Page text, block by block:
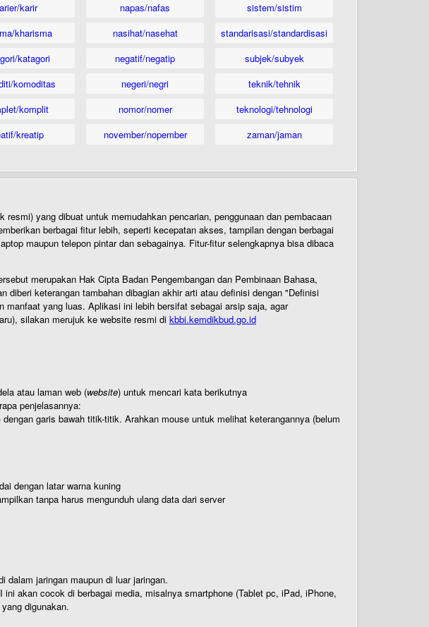
karir
kharisma
katagori
komoditas
komplit
kreatip
napas/nafas
nasihat/nasehat
negatif/negatip
negeri/negri
nomor/nomer
november/nopember
sistem/sistim
standarisasi/standardisasi
subjek/subyek
teknik/tehnik
teknologi/tehnologi
zaman/jaman
resmi) yang dibuat untuk memudahkan pencarian, penggunaan dan pembacaan
berbagai fitur lebih, seperti kecepatan akses, tampilan dengan berbagai
maupun telepon pintar dan sebagainya. Fitur-fitur selengkapnya bisa dibaca
merupakan Hak Cipta Badan Pengembangan dan Pembinaan Bahasa,
keterangan tambahan dibagian akhir arti atau definisi dengan "Definisi
yang luas. Aplikasi ini lebih bersifat sebagai arsip saja, agar
silakan merujuk ke website resmi di kbbi.kemdikbud.go.id
atau laman web (website) untuk mencari kata berikutnya
penjelasannya:
garis bawah titik-titik. Arahkan mouse untuk melihat keterangannya (belum
dengan latar warna kuning
tanpa harus mengunduh ulang data dari server
dalam jaringan maupun di luar jaringan.
ini akan cocok di berbagai media, misalnya smartphone (Tablet pc, iPad, iPhone,
digunakan.